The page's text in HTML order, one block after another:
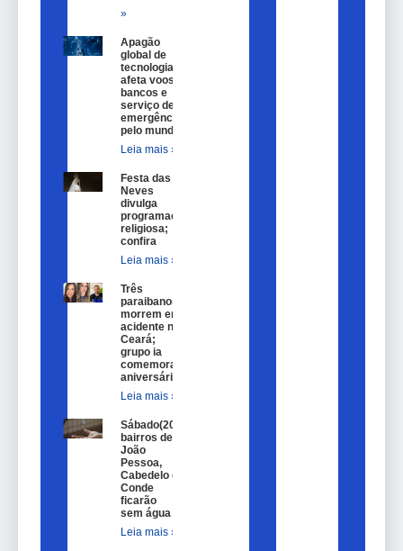
»
Apagão
global de
tecnologia
afeta voos,
bancos e
serviço de
emergência
pelo mundo
Leia mais »
Festa das
Neves
divulga
programação
religiosa;
confira
Leia mais »
Três
paraibanos
morrem em
acidente no
Ceará;
grupo ia
comemorar
aniversário
Leia mais »
Sábado(20)
bairros de
João
Pessoa,
Cabedelo e
Conde
ficarão
sem água
Leia mais »